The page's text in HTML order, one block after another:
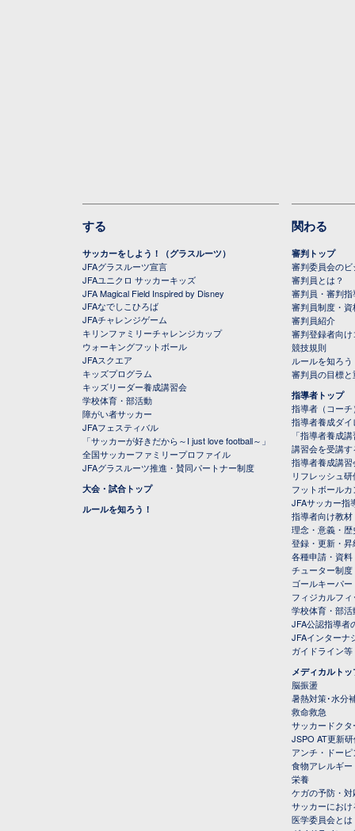
する
サッカーをしよう！（グラスルーツ）
JFAグラスルーツ宣言
JFAユニクロ サッカーキッズ
JFA Magical Field Inspired by Disney
JFAなでしこひろば
JFAチャレンジゲーム
キリンファミリーチャレンジカップ
ウォーキングフットボール
JFAスクエア
キッズプログラム
キッズリーダー養成講習会
学校体育・部活動
障がい者サッカー
JFAフェスティバル
「サッカーが好きだから～I just love football～」
全国サッカーファミリープロファイル
JFAグラスルーツ推進・賛同パートナー制度
大会・試合トップ
ルールを知ろう！
関わる
審判トップ
審判委員会の
審判員とは？
審判員・審判
審判員制度・資
審判員紹介
審判登録者向
競技規則
ルールを知ろう
審判員の目標
指導者トップ
指導者（コー
指導者養成ダ
「指導者養成
講習会を受講
指導者養成講習
リフレッシュ
フットボール
JFAサッカー指
指導者向け教材
理念・意義・歴
登録・更新・
各種申請・資料
チューター制度
ゴールキーパー
フィジカルフ
学校体育・部活
JFA公認指導者
JFAインターナ
ガイドライン等
メディカルトッ
脳振盪
暑熱対策･水分
救命救急
サッカードク
JSPO AT更新
アンチ・ドーピ
食物アレルギー
栄養
ケガの予防・対
サッカーにお
医学委員会とは